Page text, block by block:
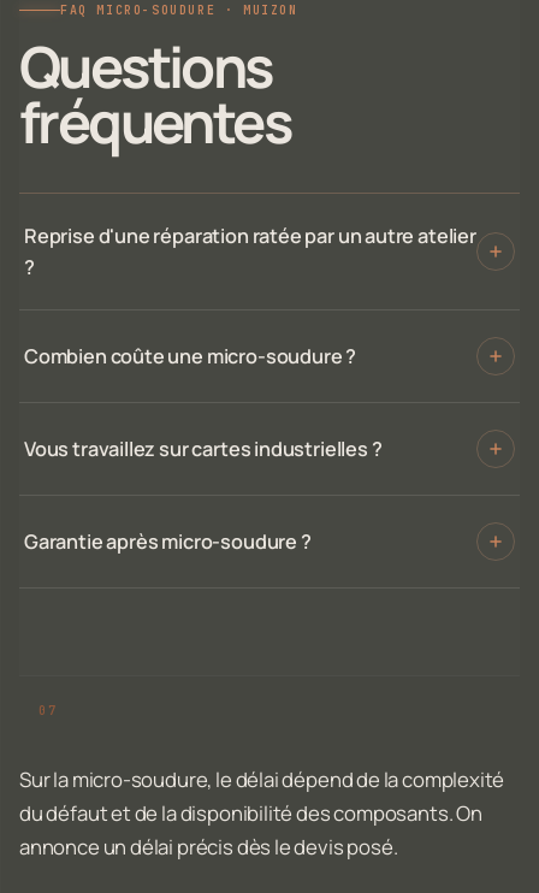
FAQ MICRO-SOUDURE · MUIZON
Questions
fréquentes
Reprise d'une réparation ratée par un autre atelier
?
Combien coûte une micro-soudure ?
Vous travaillez sur cartes industrielles ?
Garantie après micro-soudure ?
Sur la micro-soudure, le délai dépend de la complexité
du défaut et de la disponibilité des composants. On
annonce un délai précis dès le devis posé.